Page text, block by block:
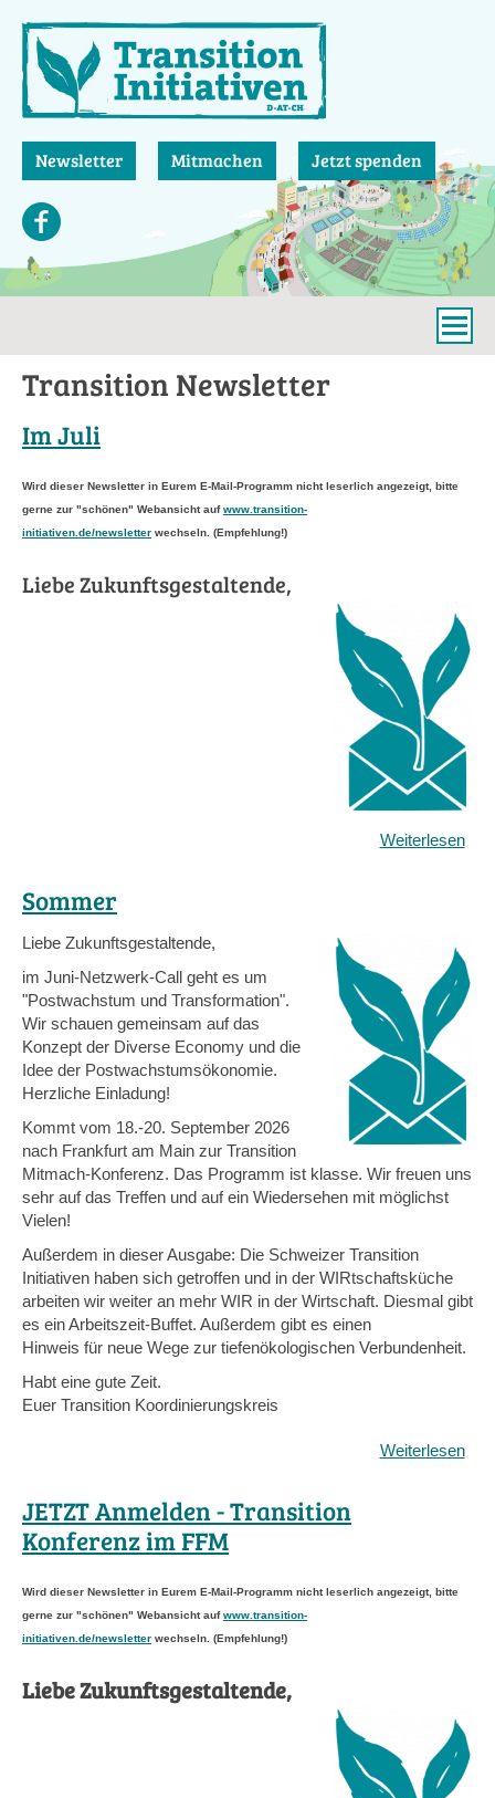
zum
Inhalt
Newsletter Mitmachen Jetzt spenden
Transition Newsletter
Im Juli
Wird dieser Newsletter in Eurem E-Mail-Programm nicht leserlich angezeigt, bitte
gerne zur "schönen" Webansicht aufwww.transition-
initiativen.de/newsletter wechseln. (Empfehlung!)
Liebe Zukunftsgestaltende,
Weiterlesen
Sommer
Liebe Zukunftsgestaltende,
im Juni-Netzwerk-Call geht es um
"Postwachstum und Transformation".
Wir schauen gemeinsam auf das
Konzept der Diverse Economy und die
Idee der Postwachstumsökonomie.
Herzliche Einladung!
Kommt vom 18.-20. September 2026
nach Frankfurt am Main zur Transition
Mitmach-Konferenz. Das Programm ist klasse. Wir freuen uns
sehr auf das Treffen und auf ein Wiedersehen mit möglichst
Vielen!
Außerdem in dieser Ausgabe: Die Schweizer Transition
Initiativen haben sich getroffen und in der WIRtschaftsküche
arbeiten wir weiter an mehr WIR in der Wirtschaft. Diesmal gibt
es ein Arbeitszeit-Buffet. Außerdem gibt es einen
Hinweis für neue Wege zur tiefenökologischen Verbundenheit.
Habt eine gute Zeit.
Euer Transition Koordinierungskreis
Weiterlesen
JETZT Anmelden - Transition
Konferenz im FFM
Wird dieser Newsletter in Eurem E-Mail-Programm nicht leserlich angezeigt, bitte
gerne zur "schönen" Webansicht aufwww.transition-
initiativen.de/newsletter wechseln. (Empfehlung!)
Liebe Zukunftsgestaltende,